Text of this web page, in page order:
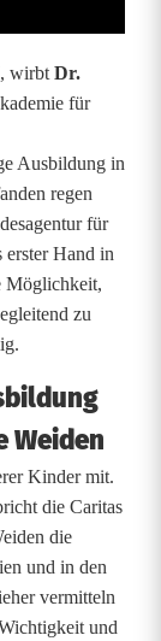
wirbt Dr.
für
Ausbildung in
regen
für
Hand in
Möglichkeit,
zu
Weiden
Kinder mit.
die Caritas
die
und in den
vermitteln
und